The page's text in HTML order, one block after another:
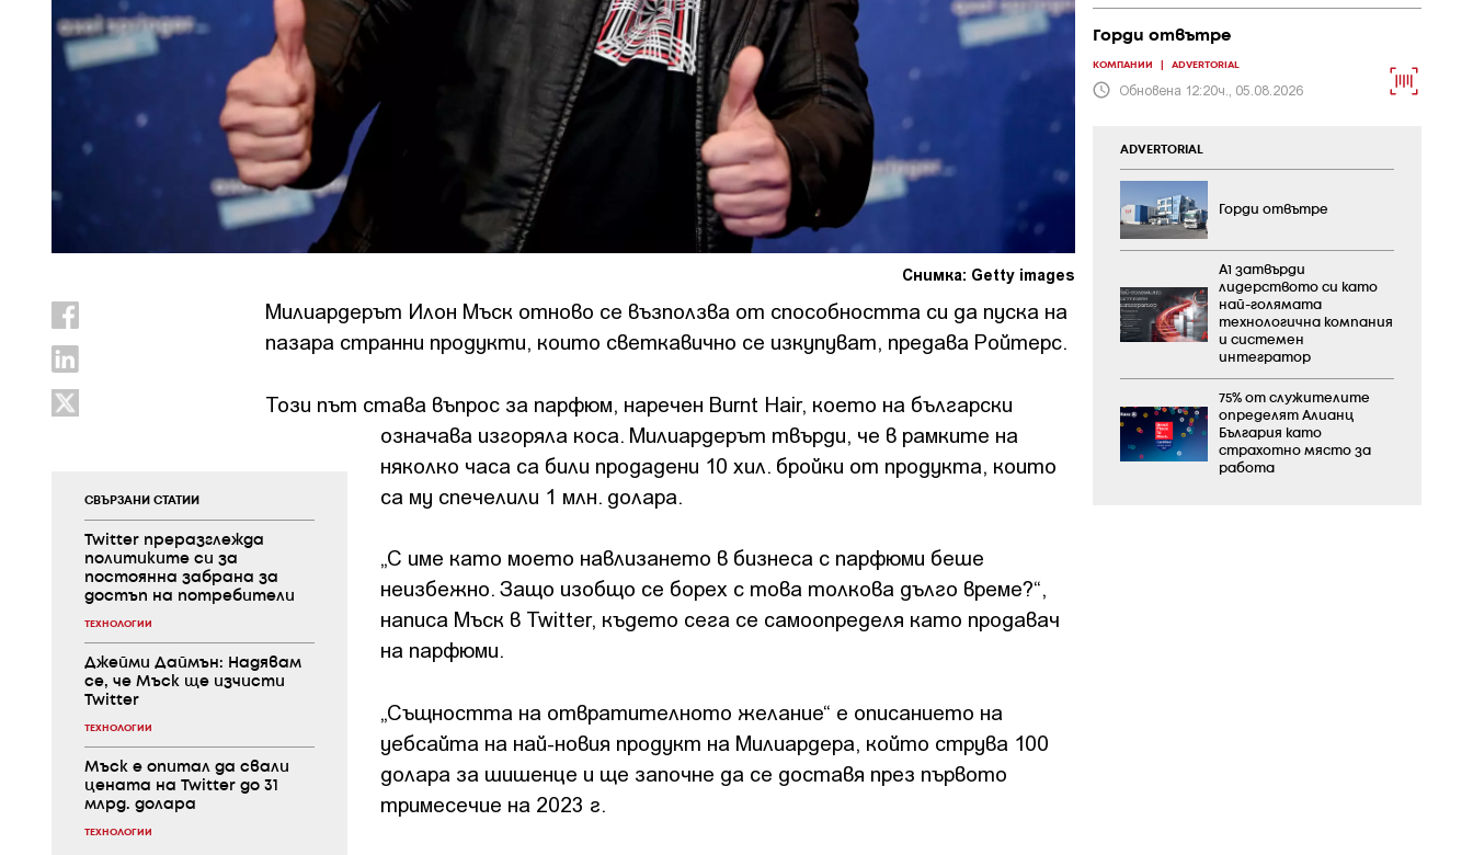
Снимка: Getty images
СВЪРЗАНИ СТАТИИ
Twitter преразглежда
политиките си за
постоянна забрана за
достъп на потребители
ТЕХНОЛОГИИ
Джейми Даймън: Надявам
се, че Мъск ще изчисти
Twitter
ТЕХНОЛОГИИ
Мъск e опитал да свали
цената на Twitter до 31
млрд. долара
ТЕХНОЛОГИИ
Милиардерът Илон Мъск отново се възползва от способността си да пуска на
пазара странни продукти, които светкавично се изкупуват, предава Ройтерс.
Този път става въпрос за парфюм, наречен Burnt Hair, което на български
означава изгоряла коса. Милиардерът твърди, че в рамките на
няколко часа са били продадени 10 хил. бройки от продукта, които
са му спечелили 1 млн. долара.
„С име като моето навлизането в бизнеса с парфюми беше
неизбежно. Защо изобщо се борех с това толкова дълго време?“,
написа Мъск в Twitter, където сега се самоопределя като продавач
на парфюми.
„Същността на отвратителното желание“ е описанието на
уебсайта на най-новия продукт на Милиардера, който струва 100
долара за шишенце и ще започне да се доставя през първото
тримесечие на 2023 г.
Горди отвътре
КОМПАНИИ ADVERTORIAL
Обновена 12:20ч., 05.08.2026
ADVERTORIAL
Горди отвътре
А1 затвърди
лидерството си като
най-голямата
технологична компания
и системен
интегратор
75% от служителите
определят Алианц
България като
страхотно място за
работа